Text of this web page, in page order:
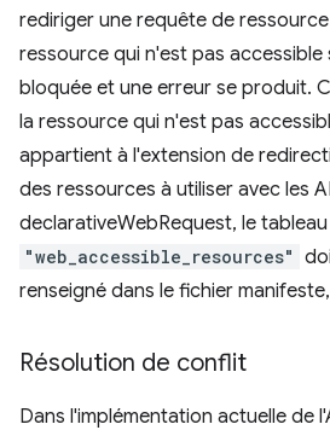
rediriger une requête de
ressource qui n'est pas accessible
bloquée et une erreur se produit.
la ressource qui n'est pas
appartient à l'extension de
des ressources à utiliser avec les
declarativeWebRequest, le tableau
"web_accessible_resources"
renseigné dans le fichier
Résolution de conflit
Dans l'implémentation actuelle de